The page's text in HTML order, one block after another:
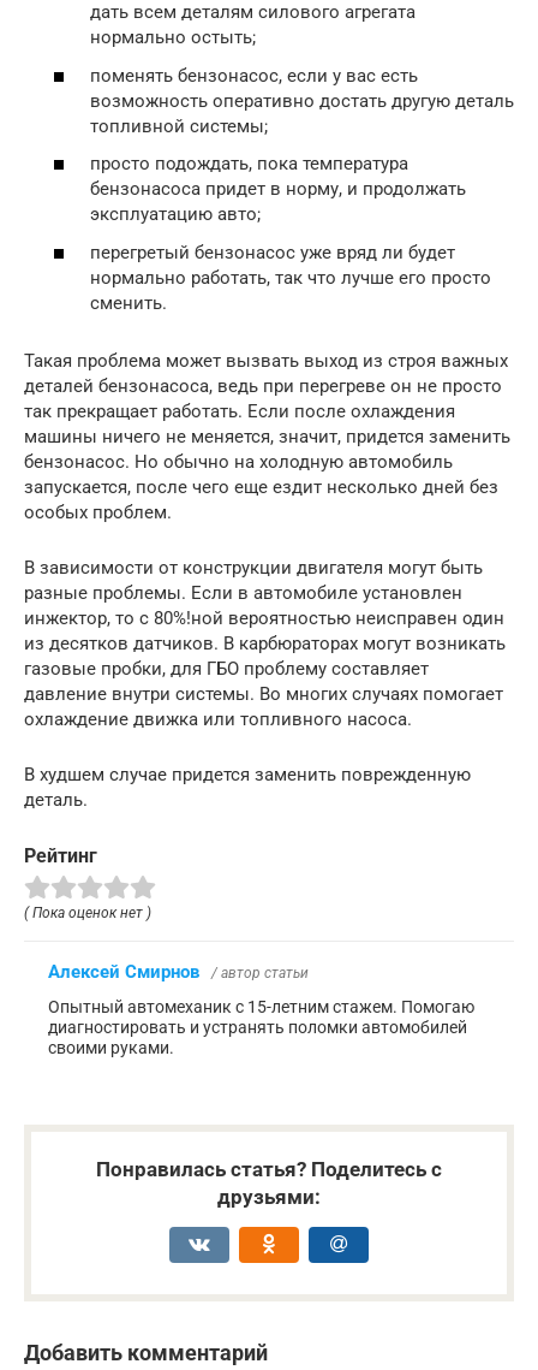
дать всем деталям силового агрегата
нормально остыть;
поменять бензонасос, если у вас есть
возможность оперативно достать другую деталь
топливной системы;
просто подождать, пока температура
бензонасоса придет в норму, и продолжать
эксплуатацию авто;
перегретый бензонасос уже вряд ли будет
нормально работать, так что лучше его просто
сменить.
Такая проблема может вызвать выход из строя важных
деталей бензонасоса, ведь при перегреве он не просто
так прекращает работать. Если после охлаждения
машины ничего не меняется, значит, придется заменить
бензонасос. Но обычно на холодную автомобиль
запускается, после чего еще ездит несколько дней без
особых проблем.
В зависимости от конструкции двигателя могут быть
разные проблемы. Если в автомобиле установлен
инжектор, то с 80%!ной вероятностью неисправен один
из десятков датчиков. В карбюраторах могут возникать
газовые пробки, для ГБО проблему составляет
давление внутри системы. Во многих случаях помогает
охлаждение движка или топливного насоса.
В худшем случае придется заменить поврежденную
деталь.
Рейтинг
( Пока оценок нет )
Алексей Смирнов / автор статьи
Опытный автомеханик с 15-летним стажем. Помогаю
диагностировать и устранять поломки автомобилей
своими руками.
Понравилась статья? Поделитесь с
друзьями:
Добавить комментарий